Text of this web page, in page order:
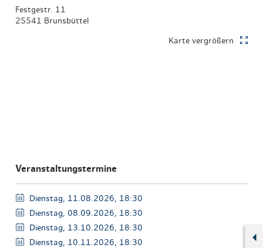
Festgestr. 11
25541 Brunsbüttel
Karte vergrößern
Veranstaltungstermine
Dienstag, 11.08.2026, 18:30
Dienstag, 08.09.2026, 18:30
Dienstag, 13.10.2026, 18:30
Dienstag, 10.11.2026, 18:30